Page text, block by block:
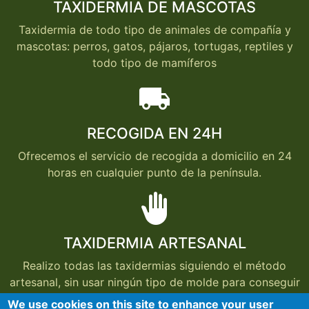
TAXIDERMIA DE MASCOTAS
Taxidermia de todo tipo de animales de compañía y
mascotas: perros, gatos, pájaros, tortugas, reptiles y
todo tipo de mamíferos
local_shipping
RECOGIDA EN 24H
Ofrecemos el servicio de recogida a domicilio en 24
horas en cualquier punto de la península.
back_hand
TAXIDERMIA ARTESANAL
Realizo todas las taxidermias siguiendo el método
artesanal, sin usar ningún tipo de molde para conseguir
que cada taxidermia conserve el aspecto del animal
We use cookies on this site to enhance your user